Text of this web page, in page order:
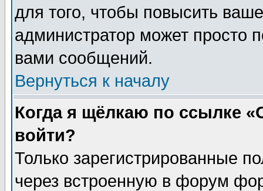
для того, чтобы повысить
администратор может просто
вами сообщений.
Вернуться к началу
Когда я щёлкаю по ссылке
войти?
Только зарегистрированные
через встроенную в форум